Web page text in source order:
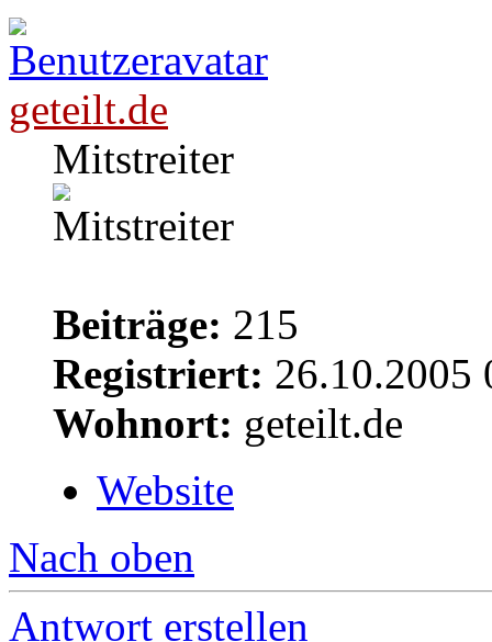
geteilt.de
Mitstreiter
Beiträge: 215
Registriert: 26.10.2005
Wohnort: geteilt.de
Website
Nach oben
Antwort erstellen